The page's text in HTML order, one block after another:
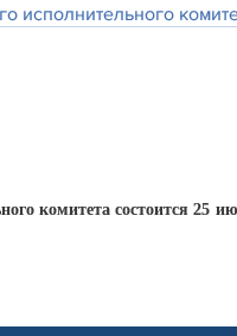
исполнительного
комитета состоится 25